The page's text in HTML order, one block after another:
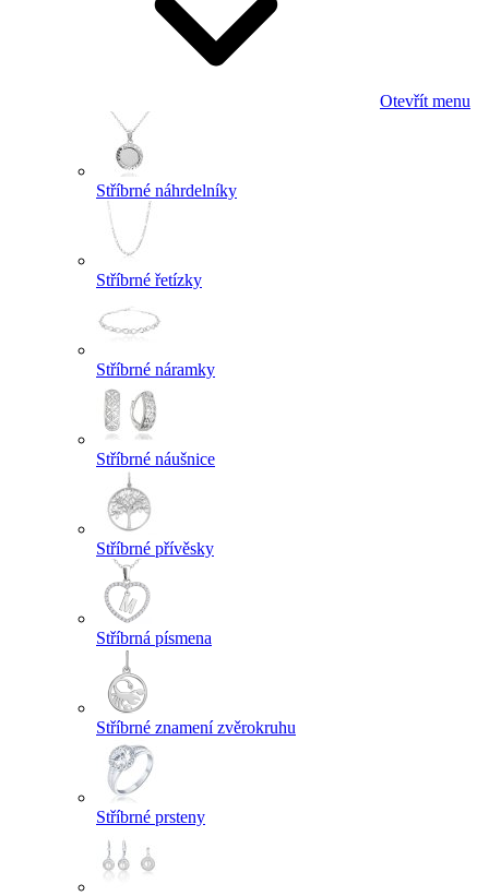
Otevřít menu
Stříbrné náhrdelníky
Stříbrné řetízky
Stříbrné náramky
Stříbrné náušnice
Stříbrné přívěsky
Stříbrná písmena
Stříbrné znamení zvěrokruhu
Stříbrné prsteny